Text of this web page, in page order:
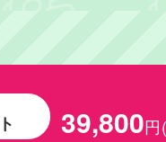
39,800